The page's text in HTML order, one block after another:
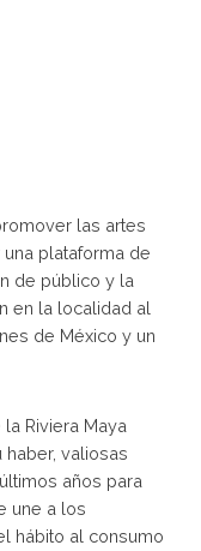
las artes
plataforma de
de público y la
en la localidad al
de México y un
Riviera Maya
haber, valiosas
años para
une a los
hábito al consumo